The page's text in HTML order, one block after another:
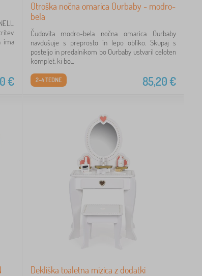
ima
€
Otroška nočna omarica Ourbaby - modro-
bela
Čudovita modro-bela nočna omarica Ourbaby
navdušuje s preprosto in lepo obliko. Skupaj s
posteljo in predalnikom bo Ourbaby ustvaril celoten
komplet, ki bo...
85,20€
2-4 TEDNE
Dekliška toaletna mizica z dodatki